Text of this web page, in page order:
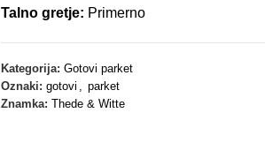
Talno gretje: Primerno
Kategorija: Gotovi parket
Oznaki: gotovi , parket
Znamka: Thede & Witte